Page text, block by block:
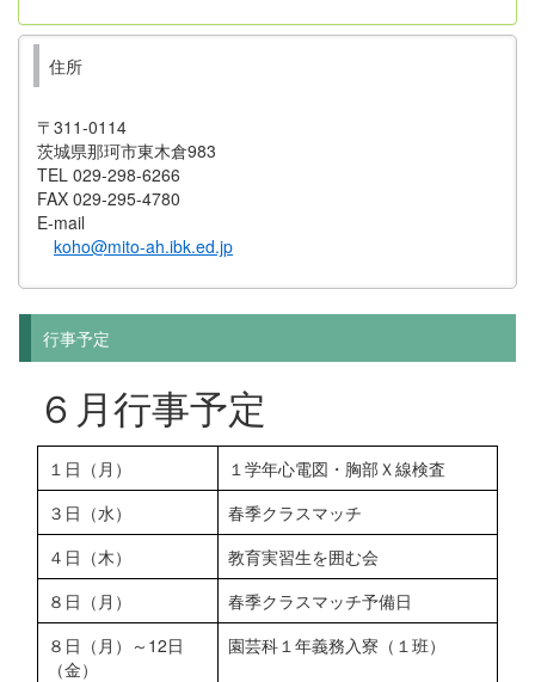
住所
〒311-0114
茨城県那珂市東木倉983
TEL 029-298-6266
FAX 029-295-4780
E-mail
koho@mito-ah.ibk.ed.jp
行事予定
６月行事予定
１日（月）
１学年心電図・胸部Ｘ線検査
３日（水）
春季クラスマッチ
４日（木）
教育実習生を囲む会
８日（月）
春季クラスマッチ予備日
８日（月）～12日
（金）
園芸科１年義務入寮（１班）